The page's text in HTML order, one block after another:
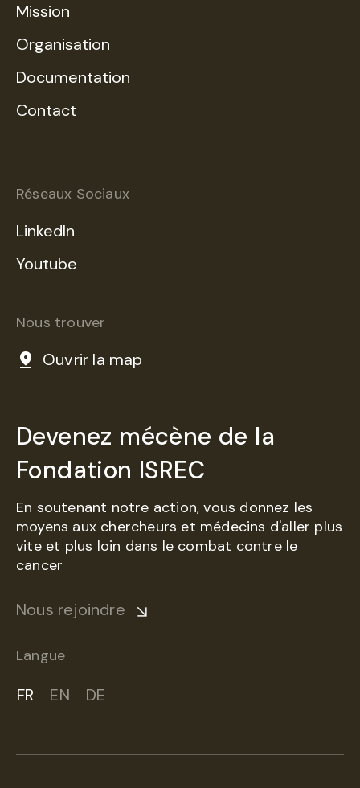
Mission
Organisation
Documentation
Contact
Réseaux Sociaux
LinkedIn
Youtube
Nous trouver
Ouvrir la map
Devenez mécène de la
Fondation ISREC
En soutenant notre action, vous donnez les
moyens aux chercheurs et médecins d'aller plus
vite et plus loin dans le combat contre le
cancer
Nous rejoindre
Langue
FR EN DE